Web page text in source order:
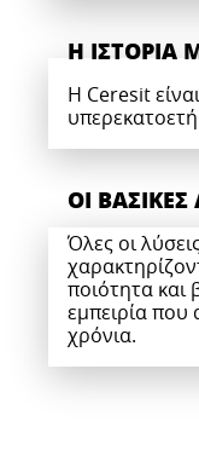
Η ΙΣΤΟΡΊΑ
Η Ceresit
ΟΙ
Όλες οι
ποιότητα και
εμπειρία
χρόνια.